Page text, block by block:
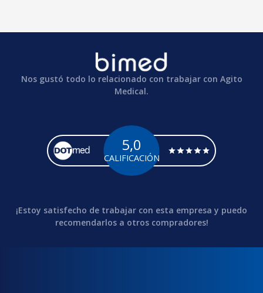
Nos gustó todo lo relacionado con trabajar con Agito
Medical.
5,0
CALIFICACIÓN
¡Estoy satisfecho de trabajar con esta empresa y puedo
recomendarlos a otros compradores!